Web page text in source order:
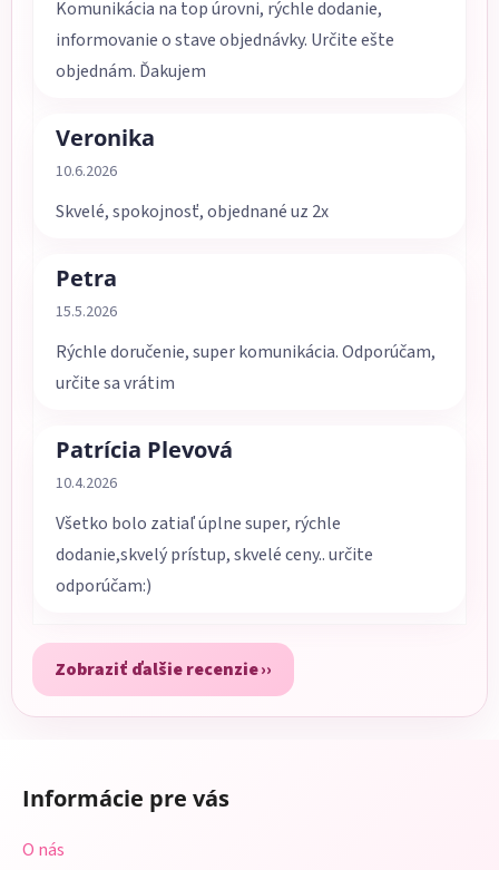
Komunikácia na top úrovni, rýchle dodanie,
informovanie o stave objednávky. Určite ešte
objednám. Ďakujem
Veronika
Hodnotenie obchodu je 5 z 5 hviezdičiek.
10.6.2026
Skvelé, spokojnosť, objednané uz 2x
Petra
Hodnotenie obchodu je 5 z 5 hviezdičiek.
15.5.2026
Rýchle doručenie, super komunikácia. Odporúčam,
určite sa vrátim
Patrícia Plevová
Hodnotenie obchodu je 5 z 5 hviezdičiek.
10.4.2026
Všetko bolo zatiaľ úplne super, rýchle
dodanie,skvelý prístup, skvelé ceny.. určite
odporúčam:)
Zobraziť ďalšie recenzie
Informácie pre vás
O nás